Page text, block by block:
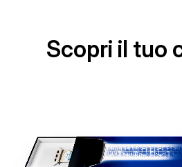
Scopri il tuo